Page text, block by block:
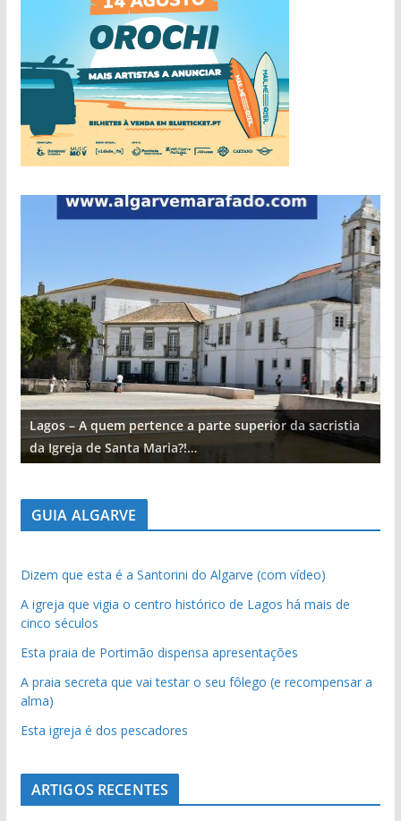
Lagos – A quem pertence a parte superior da sacristia
da Igreja de Santa Maria?!…
GUIA ALGARVE
Dizem que esta é a Santorini do Algarve (com vídeo)
A igreja que vigia o centro histórico de Lagos há mais de
cinco séculos
Esta praia de Portimão dispensa apresentações
A praia secreta que vai testar o seu fôlego (e recompensar a
alma)
Esta igreja é dos pescadores
ARTIGOS RECENTES